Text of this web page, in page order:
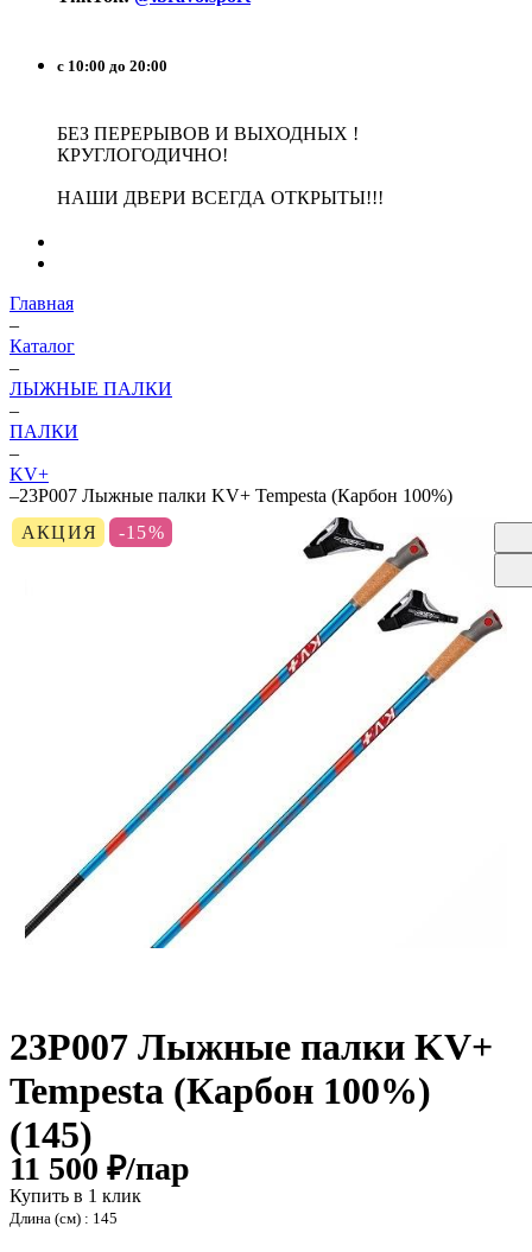
с 10:00 до 20:00
БЕЗ ПЕРЕРЫВОВ И ВЫХОДНЫХ !
КРУГЛОГОДИЧНО!
НАШИ ДВЕРИ ВСЕГДА ОТКРЫТЫ!!!
Главная
–
Каталог
–
ЛЫЖНЫЕ ПАЛКИ
–
ПАЛКИ
–
KV+
–23P007 Лыжные палки KV+ Tempesta (Карбон 100%)
АКЦИЯ
-15%
23P007 Лыжные палки KV+
Tempesta (Карбон 100%)
(145)
11 500 ₽/пар
Купить в 1 клик
Длина (см) : 145